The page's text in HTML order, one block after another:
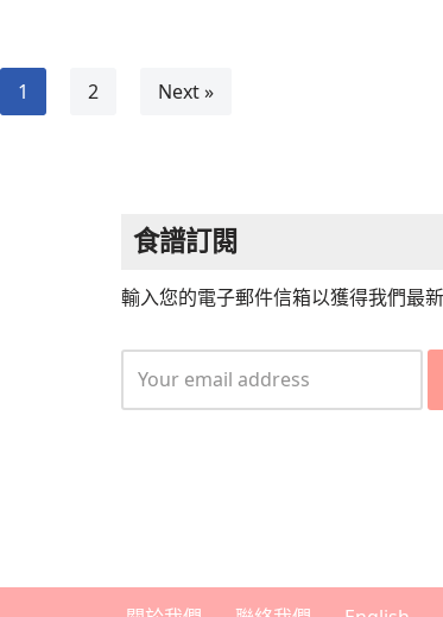
1 2 Next »
食譜訂閱
輸入您的電子郵件信箱以獲得我們最